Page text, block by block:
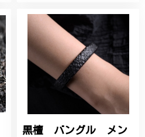
黒檀 バングル メン